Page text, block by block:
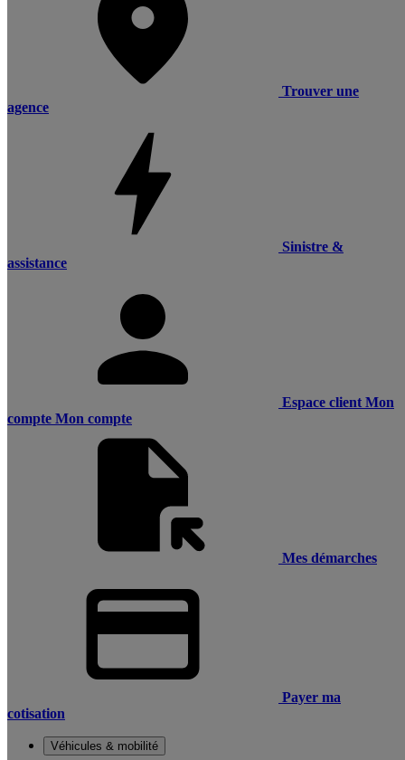
Trouver une
agence
Sinistre &
assistance
Espace client Mon
compte Mon compte
Mes démarches
Payer ma
cotisation
Véhicules & mobilité